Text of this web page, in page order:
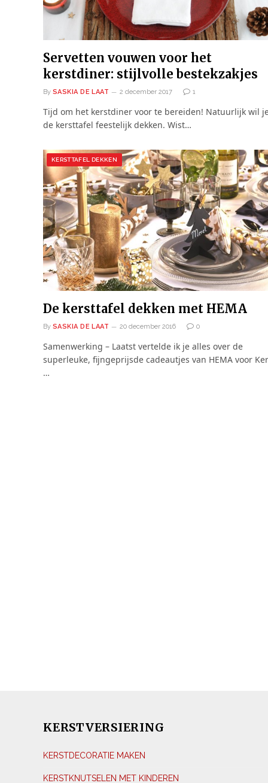
Servetten vouwen voor het
kerstdiner: stijlvolle bestekzakjes
By SASKIA DE LAAT 2 december 2017 1
Tijd om het kerstdiner voor te bereiden! Natuurlijk wil
de kersttafel feestelijk dekken. Wist…
KERSTTAFEL DEKKEN
De kersttafel dekken met HEMA
By SASKIA DE LAAT 20 december 2016 0
Samenwerking – Laatst vertelde ik je alles over de
superleuke, fijngeprijsde cadeautjes van HEMA voor
…
KERSTVERSIERING
KERSTDECORATIE MAKEN
KERSTKNUTSELEN MET KINDEREN